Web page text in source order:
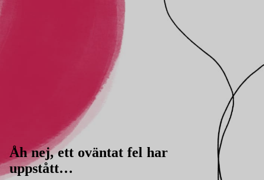
Åh nej, ett oväntat fel har
uppstått…